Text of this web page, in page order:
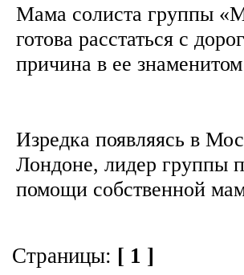
Мама солиста группы
готова расстаться с
причина в ее
Изредка появляясь в
Лондоне, лидер группы
помощи собственной
Страницы: [ 1 ]